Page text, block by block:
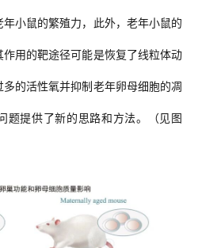
小鼠的繁殖力，此外，老年小鼠的
用的靶途径可能是恢复了线粒体动
的活性氧并抑制老年卵母细胞的凋
题提供了新的思路和方法。（见图